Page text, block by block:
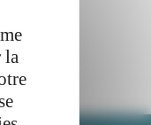
la